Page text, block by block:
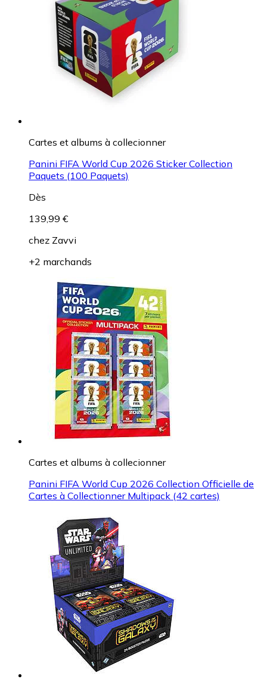
Cartes et albums à collecionner
Panini FIFA World Cup 2026 Sticker Collection
Paquets (100 Paquets)
Dès
139,99 €
chez Zavvi
+2 marchands
Cartes et albums à collecionner
Panini FIFA World Cup 2026 Collection Officielle de
Cartes à Collectionner Multipack (42 cartes)